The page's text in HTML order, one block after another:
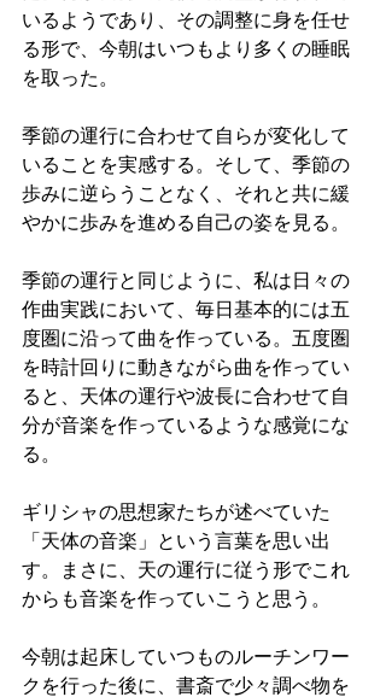
いるようであり、その調整に身を任せ
る形で、今朝はいつもより多くの睡眠
を取った。
季節の運行に合わせて自らが変化して
いることを実感する。そして、季節の
歩みに逆らうことなく、それと共に緩
やかに歩みを進める自己の姿を見る。
季節の運行と同じように、私は日々の
作曲実践において、毎日基本的には五
度圏に沿って曲を作っている。五度圏
を時計回りに動きながら曲を作ってい
ると、天体の運行や波長に合わせて自
分が音楽を作っているような感覚にな
る。
ギリシャの思想家たちが述べていた
「天体の音楽」という言葉を思い出
す。まさに、天の運行に従う形でこれ
からも音楽を作っていこうと思う。
今朝は起床していつものルーチンワー
クを行った後に、書斎で少々調べ物を